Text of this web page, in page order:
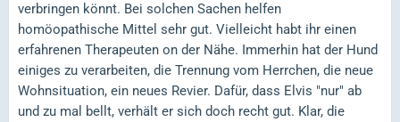
verbringen könnt. Bei solchen Sachen helfen
homöopathische Mittel sehr gut. Vielleicht habt ihr einen
erfahrenen Therapeuten on der Nähe. Immerhin hat der Hund
einiges zu verarbeiten, die Trennung vom Herrchen, die neue
Wohnsituation, ein neues Revier. Dafür, dass Elvis "nur" ab
und zu mal bellt, verhält er sich doch recht gut. Klar, die